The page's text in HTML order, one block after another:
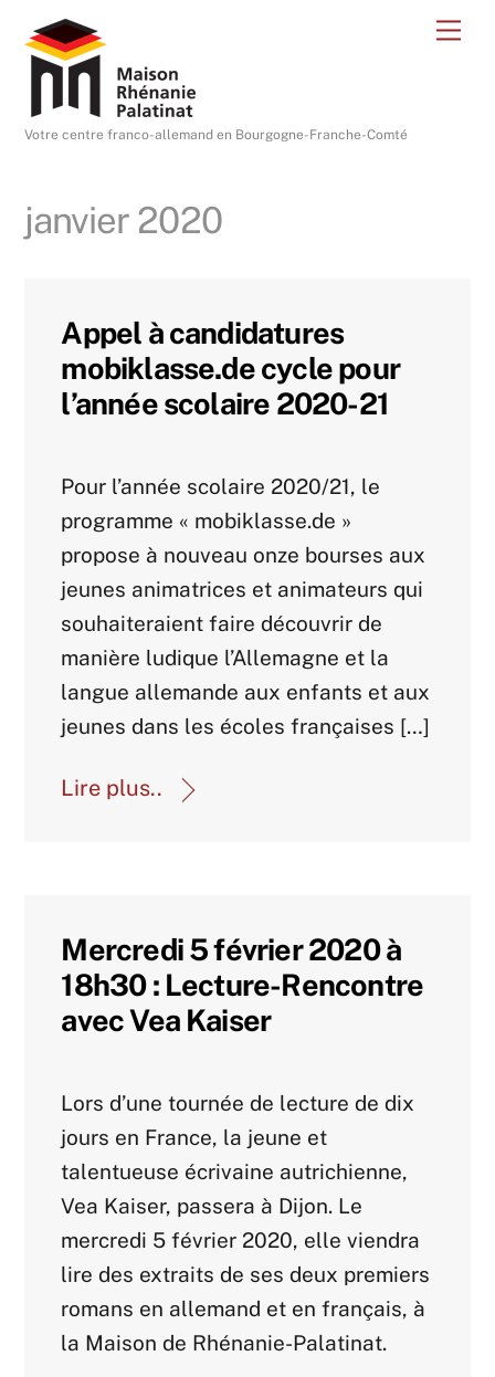
content
Votre centre franco-allemand en Bourgogne-Franche-Comté
janvier 2020
Appel à candidatures
mobiklasse.de cycle pour
l’année scolaire 2020-21
Pour l’année scolaire 2020/21, le
programme « mobiklasse.de »
propose à nouveau onze bourses aux
jeunes animatrices et animateurs qui
souhaiteraient faire découvrir de
manière ludique l’Allemagne et la
langue allemande aux enfants et aux
jeunes dans les écoles françaises […]
Lire plus..
Mercredi 5 février 2020 à
18h30 : Lecture-Rencontre
avec Vea Kaiser
Lors d’une tournée de lecture de dix
jours en France, la jeune et
talentueuse écrivaine autrichienne,
Vea Kaiser, passera à Dijon. Le
mercredi 5 février 2020, elle viendra
lire des extraits de ses deux premiers
romans en allemand et en français, à
la Maison de Rhénanie-Palatinat.